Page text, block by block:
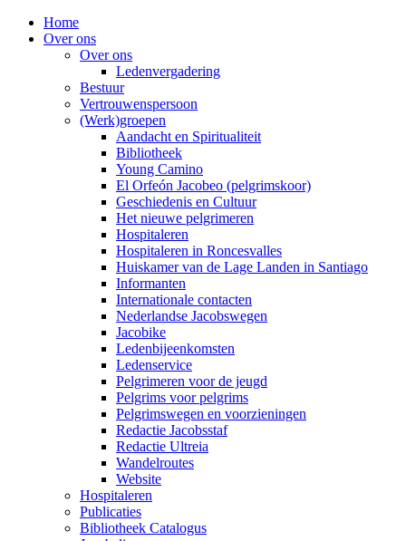
Home
Over ons
Over ons
Ledenvergadering
Bestuur
Vertrouwenspersoon
(Werk)groepen
Aandacht en Spiritualiteit
Bibliotheek
Young Camino
El Orfeón Jacobeo (pelgrimskoor)
Geschiedenis en Cultuur
Het nieuwe pelgrimeren
Hospitaleren
Hospitaleren in Roncesvalles
Huiskamer van de Lage Landen in Santiago
Informanten
Internationale contacten
Nederlandse Jacobswegen
Jacobike
Ledenbijeenkomsten
Ledenservice
Pelgrimeren voor de jeugd
Pelgrims voor pelgrims
Pelgrimswegen en voorzieningen
Redactie Jacobsstaf
Redactie Ultreia
Wandelroutes
Website
Hospitaleren
Publicaties
Bibliotheek Catalogus